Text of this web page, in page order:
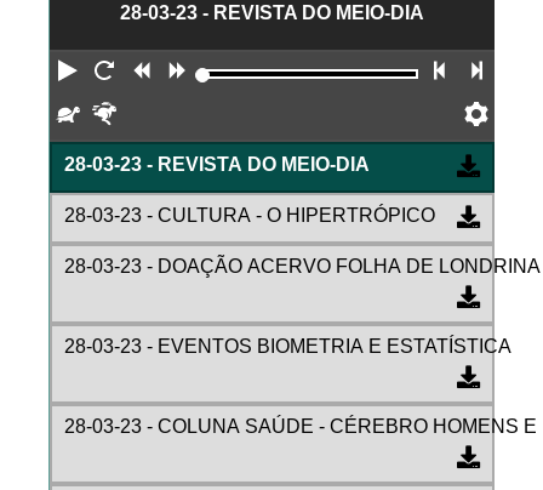
28-03-23 - REVISTA DO MEIO-DIA
Reproduzir
Reiniciar
Retroceder
Avançar Faixa
Devagar
28-03-23 - REVISTA DO MEIO-DIA
28-03-23 - CULTURA - O HIPERTRÓPICO
28-03-23 - DOAÇÃO ACERVO FOLHA DE LONDRINA
28-03-23 - EVENTOS BIOMETRIA E ESTATÍSTICA
28-03-23 - COLUNA SAÚDE - CÉREBRO HOMENS